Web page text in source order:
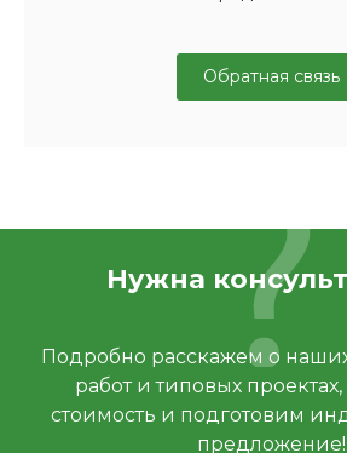
Обратная связь
Нужна
Подробно расскажем о наших
работ и типовых
стоимость и подготовим
предложение!